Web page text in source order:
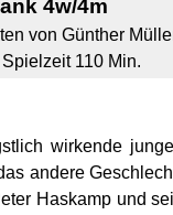
4w/4m
von Günther
Spielzeit 110 Min.
wirkende
andere
Haskamp und